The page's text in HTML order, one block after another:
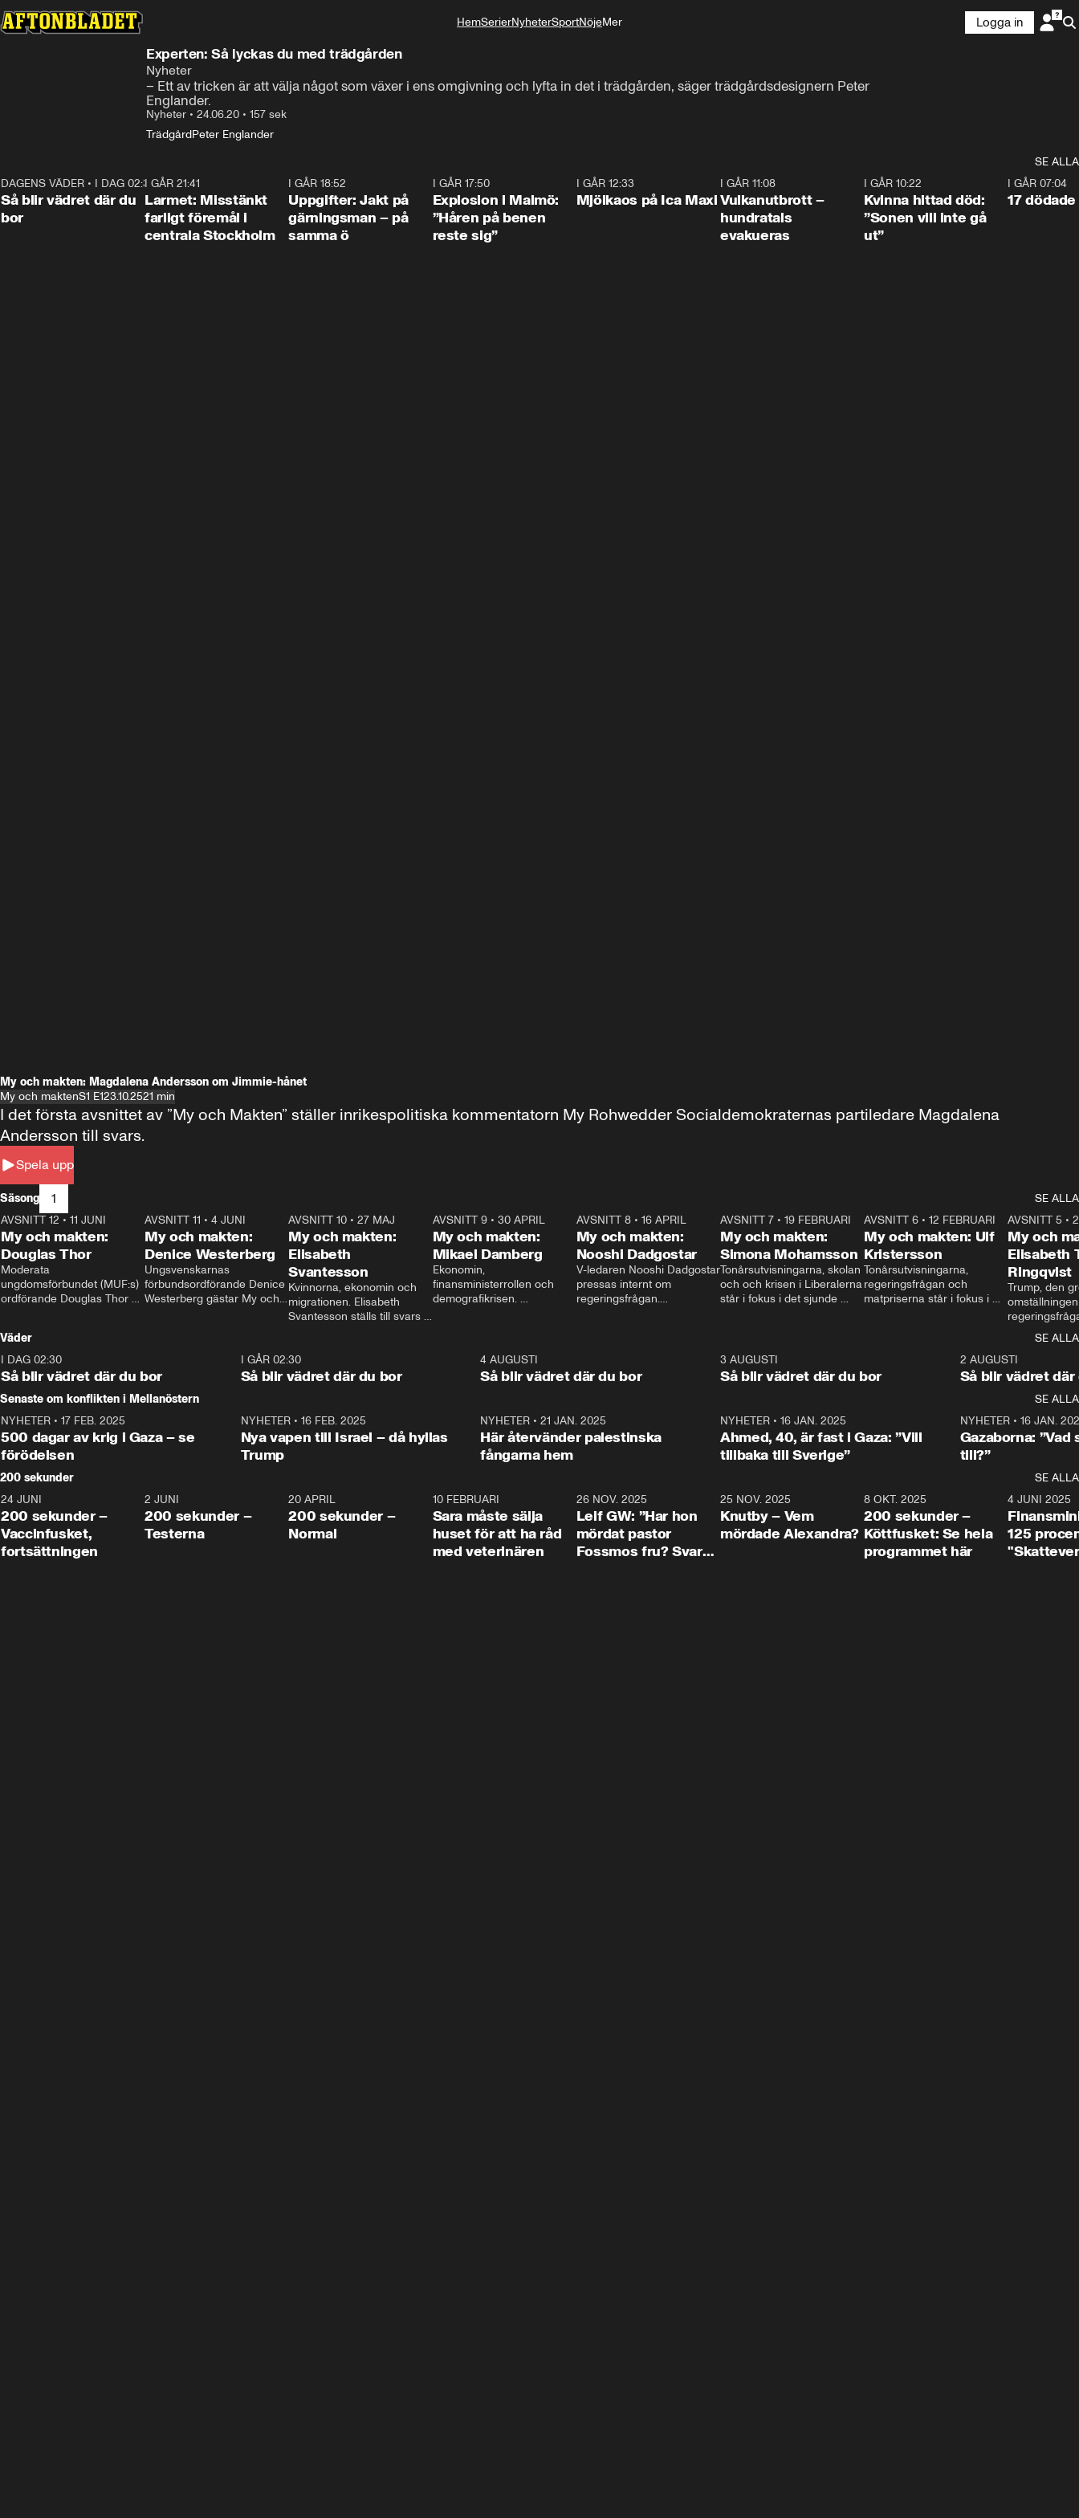
HemSerierNyheterSportNöjeMer
Logga in
Experten: Så lyckas du med trädgården
Nyheter
– Ett av tricken är att välja något som växer i ens omgivning och lyfta in det i trädgården, säger trädgårdsdesignern Peter
Englander.
Nyheter • 24.06.20 • 157 sek
TrädgårdPeter Englander
SE ALLA
1:06
DAGENS VÄDER • I DAG 02:30
Så blir vädret där du
bor
I GÅR 21:41
Larmet: Misstänkt
farligt föremål i
centrala Stockholm
I GÅR 18:52
Uppgifter: Jakt på
gärningsman – på
samma ö
I GÅR 17:50
Explosion i Malmö:
”Håren på benen
reste sig”
I GÅR 12:33
Mjölkaos på Ica Maxi
I GÅR 11:08
Vulkanutbrott –
hundratals
evakueras
I GÅR 10:22
Kvinna hittad död:
”Sonen vill inte gå
ut”
I GÅR 07:04
17
My och makten: Magdalena Andersson om Jimmie-hånet
My och maktenS1 E123.10.2521 min
Spela upp
I det första avsnittet av ”My och Makten” ställer inrikespolitiska kommentatorn My Rohwedder Socialdemokraternas partiledare Magdalena
Andersson till svars.
Säsong 1
SE ALLA
26:27
AVSNITT 12 • 11 JUNI
My och makten:
Douglas Thor
Moderata
ungdomsförbundet (MUF:s)
ordförande Douglas Thor
tonårsutvisningarna och hur
Moderaterna ska locka
väljare till valet i höst.
23:40
AVSNITT 11 •4 JUNI
My och makten:
Denice Westerberg
Ungsvenskarnas
förbundsordförande Denice
Westerberg gästar My och
AVSNITT 10 •27 MAJ
My och makten:
Elisabeth
Svantesson
Kvinnorna, ekonomin och
migrationen. Elisabeth
Svantesson ställs till svars
AVSNITT 9• 30 APRIL
My och makten:
Mikael Damberg
Ekonomin,
finansministerrollen och
demografikrisen.
och Makten.
AVSNITT 8• 16 APRIL
My och makten:
Nooshi Dadgostar
V-ledaren Nooshi Dadgostar
pressas internt om
regeringsfrågan.
– Vi ställer upp i val. Ska vi
vara med så sitter vi förstås
24:30
AVSNITT 7• 19 FEBRUARI
My och makten:
Simona Mohamsson
Tonårsutvisningarna, skolan
och och krisen i Liberalerna
står i fokus i det sjunde
kommentator My
Rohwedder ställer
utbildnings- och
Mohamsson till svars.
27:30
AVSNITT 6 •12 FEBRUARI
My och makten: Ulf
Kristersson
Tonårsutvisningarna,
regeringsfrågan och
matpriserna står i fokus i
Rohwedder ställer
statsminister Ulf Kristersson
AVSNITT 5 •
My och
Elisabeth
Ringqvist
Trump, den
centrum i
avsnittet av
Makten”. Se
Aftonbladets
Rohwedder
Thand Ring
Väder
SE ALLA
I DAG 02:30
Så blir vädret där du bor
1:06
I GÅR 02:30
Så blir vädret där du bor
4 AUGUSTI
Så blir vädret där du bor
3 AUGUSTI
Så blir vädret där du bor
2 AUGUSTI
Så blir vädret där
Senaste om konflikten i Mellanöstern
SE ALLA
NYHETER • 17 FEB. 2025
500 dagar av krig i Gaza – se
förödelsen
NYHETER• 16 FEB. 2025
Nya vapen till Israel – då hyllas
Trump
NYHETER •21 JAN. 2025
Här återvänder palestinska
fångarna hem
NYHETER• 16 JAN. 2025
Ahmed, 40, är fast i Gaza: ”Vill
tillbaka till Sverige”
NYHETER• 16 JAN.
Gazaborna:
till?”
200 sekunder
SE ALLA
5:00
24 JUNI
200 sekunder –
Vaccinfusket,
fortsättningen
4:23
2 JUNI
200 sekunder –
Testerna
20 APRIL
200 sekunder –
Normal
10 FEBRUARI
Sara måste sälja
huset för att ha råd
med veterinären
26 NOV. 2025
Leif GW: ”Har hon
mördat pastor
Fossmos fru? Svar
31:05
25 NOV. 2025
Knutby – Vem
mördade Alexandra?
4:29
8 OKT. 2025
200 sekunder –
Köttfusket: Se hela
programmet här
4 JUNI 2025
125